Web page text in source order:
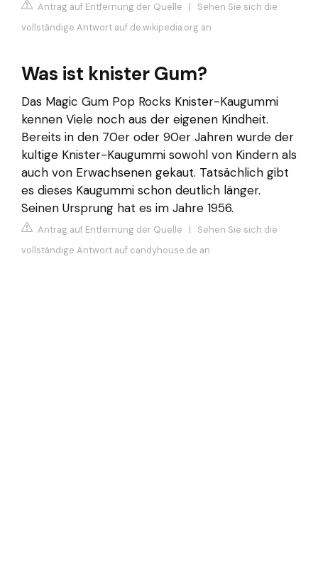
Antrag auf Entfernung der Quelle | Sehen Sie sich die
vollständige Antwort auf de.wikipedia.org an
Was ist knister Gum?
Das Magic Gum Pop Rocks Knister-Kaugummi
kennen Viele noch aus der eigenen Kindheit.
Bereits in den 70er oder 90er Jahren wurde der
kultige Knister-Kaugummi sowohl von Kindern als
auch von Erwachsenen gekaut. Tatsächlich gibt
es dieses Kaugummi schon deutlich länger.
Seinen Ursprung hat es im Jahre 1956.
Antrag auf Entfernung der Quelle | Sehen Sie sich die
vollständige Antwort auf candyhouse.de an